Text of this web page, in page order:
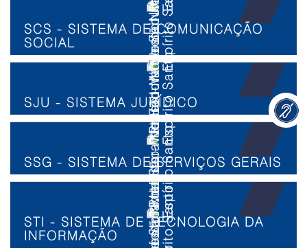
SCS - SISTEMA DE COMUNICAÇÃO
SOCIAL
SJU - SISTEMA JURÍDICO
SSG - SISTEMA DE SERVIÇOS GERAIS
STI - SISTEMA DE TECNOLOGIA DA
INFORMAÇÃO